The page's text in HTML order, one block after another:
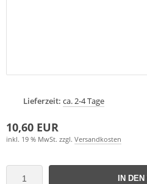
Lieferzeit: ca. 2-4 Tage
10,60 EUR
inkl. 19 % MwSt. zzgl. Versandkosten
IN